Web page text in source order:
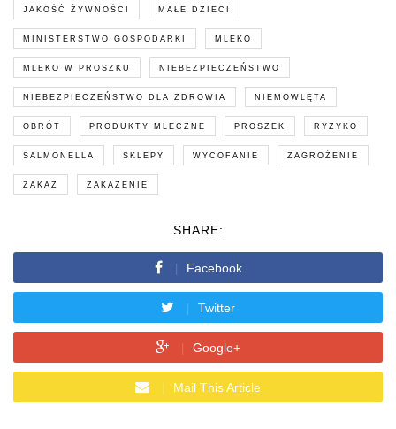
JAKOŚĆ ŻYWNOŚCI MAŁE DZIECI
MINISTERSTWO GOSPODARKI MLEKO
MLEKO W PROSZKU NIEBEZPIECZEŃSTWO
NIEBEZPIECZEŃSTWO DLA ZDROWIA NIEMOWLĘTA
OBRÓT PRODUKTY MLECZNE PROSZEK RYZYKO
SALMONELLA SKLEPY WYCOFANIE ZAGROŻENIE
ZAKAZ ZAKAŻENIE
SHARE:
Facebook
Twitter
Google+
Mail This Article